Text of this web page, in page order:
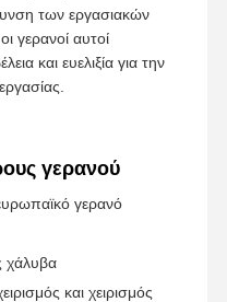
Βίντεο
Σχετικά Με
Εμάς
Επαφή Νέα
των εργασιακών
γερανοί αυτοί
και ευελιξία για την
γερανού
γερανό
χάλυβα
και χειρισμός